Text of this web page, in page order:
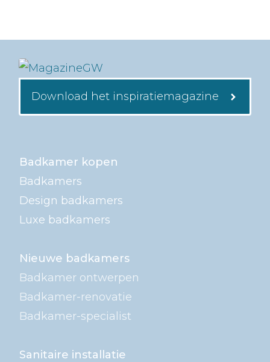
Download het inspiratiemagazine
Badkamer kopen
Badkamers
Design badkamers
Luxe badkamers
Nieuwe badkamers
Badkamer ontwerpen
Badkamer-renovatie
Badkamer-specialist
Sanitaire installatie